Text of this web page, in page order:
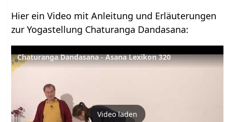
Hier ein Video mit Anleitung und Erläuterungen
zur Yogastellung Chaturanga Dandasana:
Chaturanga Dandasana - Asana Lexikon 320
Video laden